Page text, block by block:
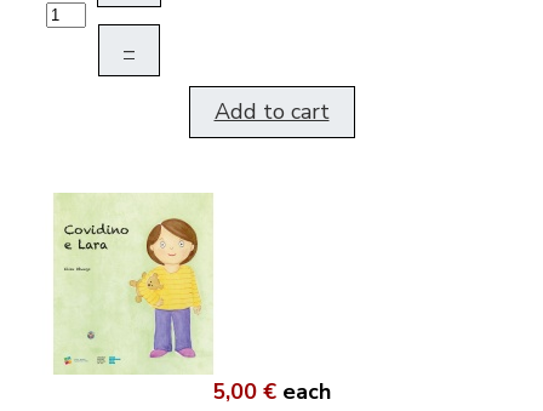
–
Add to cart
5,00 € each